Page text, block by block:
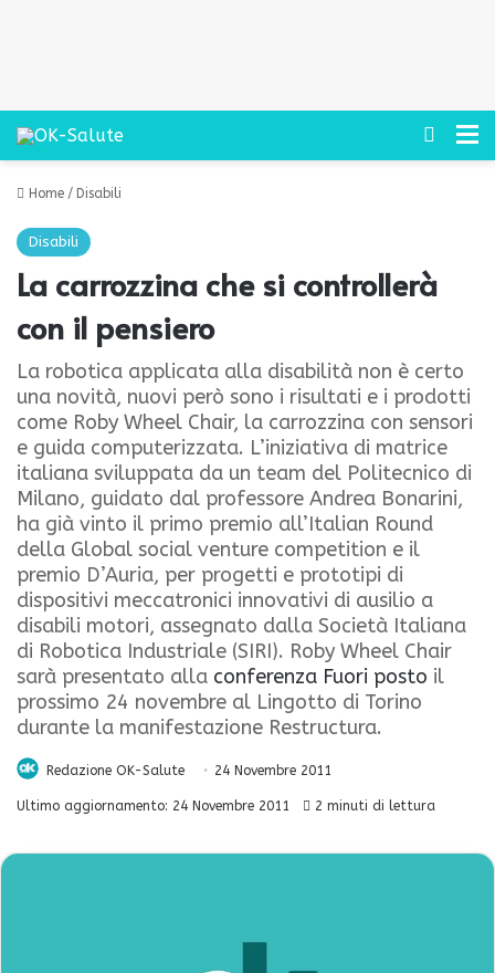
Cerca
Home / Disabili
Disabili
La carrozzina che si controllerà
con il pensiero
La robotica applicata alla disabilità non è certo
una novità, nuovi però sono i risultati e i prodotti
come Roby Wheel Chair, la carrozzina con sensori
e guida computerizzata. L’iniziativa di matrice
italiana sviluppata da un team del Politecnico di
Milano, guidato dal professore Andrea Bonarini,
ha già vinto il primo premio all’Italian Round
della Global social venture competition e il
premio D’Auria, per progetti e prototipi di
dispositivi meccatronici innovativi di ausilio a
disabili motori, assegnato dalla Società Italiana
di Robotica Industriale (SIRI). Roby Wheel Chair
sarà presentato alla conferenza Fuori posto il
prossimo 24 novembre al Lingotto di Torino
durante la manifestazione Restructura.
Redazione OK-Salute 24 Novembre 2011
Ultimo aggiornamento: 24 Novembre 2011 2 minuti di lettura